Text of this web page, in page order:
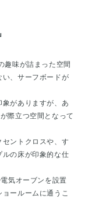
趣味が詰まった空間
い、サーフボードが
がありますが、あ
際立つ空間となって
セントクロスや、す
ルの床が印象的な仕
気オーブンを設置
ールームに通うこ